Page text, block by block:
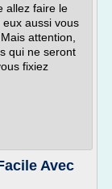
allez faire le
aussi vous
attention,
qui ne seront
fixiez
Avec